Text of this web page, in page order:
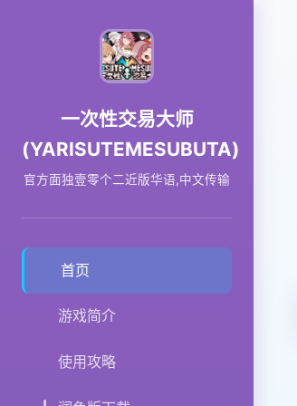
一次性交易大师
(YARISUTEMESUBUTA)
官方面独壹零个二近版华语,中文传输
首页
游戏简介
使用攻略